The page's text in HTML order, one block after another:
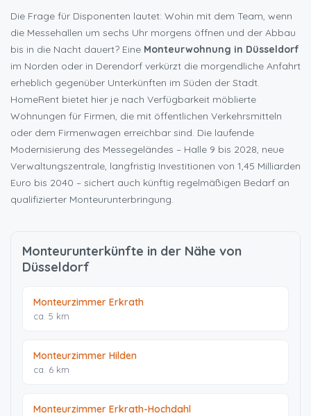
Die Frage für Disponenten lautet: Wohin mit dem Team, wenn
die Messehallen um sechs Uhr morgens öffnen und der Abbau
bis in die Nacht dauert? Eine Monteurwohnung in Düsseldorf
im Norden oder in Derendorf verkürzt die morgendliche Anfahrt
erheblich gegenüber Unterkünften im Süden der Stadt.
HomeRent bietet hier je nach Verfügbarkeit möblierte
Wohnungen für Firmen, die mit öffentlichen Verkehrsmitteln
oder dem Firmenwagen erreichbar sind. Die laufende
Modernisierung des Messegeländes – Halle 9 bis 2028, neue
Verwaltungszentrale, langfristig Investitionen von 1,45 Milliarden
Euro bis 2040 – sichert auch künftig regelmäßigen Bedarf an
qualifizierter Monteurunterbringung.
Monteurunterkünfte in der Nähe von
Düsseldorf
Monteurzimmer Erkrath
ca. 5 km
Monteurzimmer Hilden
ca. 6 km
Monteurzimmer Erkrath-Hochdahl